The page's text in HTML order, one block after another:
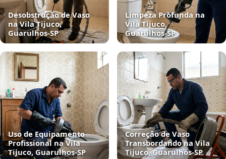
Desobstrução de Vaso
na Vila Tijuco,
Guarulhos‑SP
Limpeza Profunda na
Vila Tijuco,
Guarulhos‑SP
Uso de Equipamento
Profissional na Vila
Tijuco, Guarulhos‑SP
Correção de Vaso
Transbordando na Vila
Tijuco, Guarulhos‑SP